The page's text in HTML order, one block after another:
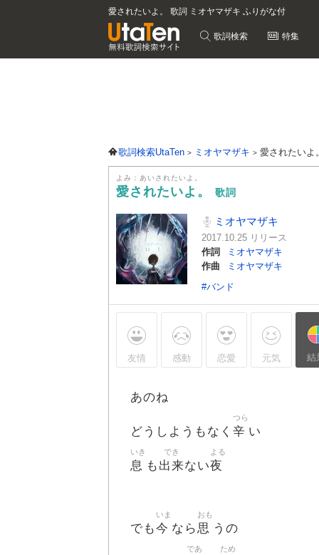
愛されたいよ。 歌詞 ミオヤマザキ ふりがな付
歌詞検索 特集
歌詞検索UtaTen ミオヤマザキ 愛されたいよ
よみ：あいされたいよ。
愛されたいよ。 歌詞
ミオヤマザキ
2017.10.25 リリース
作詞
ミオヤマザキ
作曲
ミオヤマザキ
#バンド
友情 感動 恋愛 元気 結
あのね
どうしようもなく 辛
つら
い
息
いき
も 出来
でき
ない夜
よる
でも今
いま
なら 思
おも
うの
であ ため